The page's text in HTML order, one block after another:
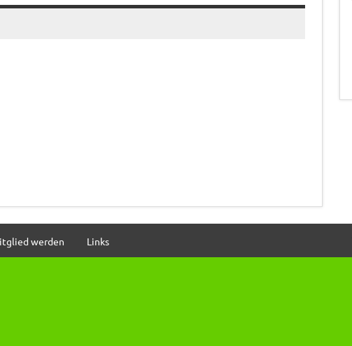
werden Links